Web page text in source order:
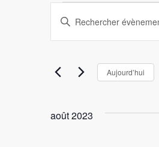
Recherche
et
navigation
de
vues
Évènements
Saisir
Rechercher
Évènements
clé.
Aujourd’hui
août 2023